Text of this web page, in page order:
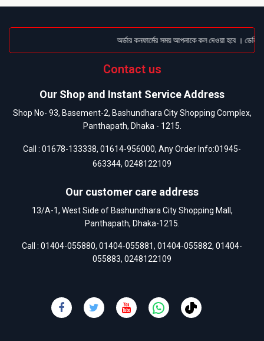
অর্ডার কনফার্মের সময় আপনাকে কল দেওয়া হবে ।
Contact us
Our Shop and Instant Service Address
Shop No- 93, Basement-2, Bashundhara City Shopping Complex,
Panthapath, Dhaka - 1215.
Call : 01678-133338, 01614-956000, Any Order Info:01945-
663344, 0248122109
Our customer care address
13/A-1, West Side of Bashundhara City Shopping Mall,
Panthapath, Dhaka-1215.
Call : 01404-055880, 01404-055881, 01404-055882, 01404-
055883, 0248122109